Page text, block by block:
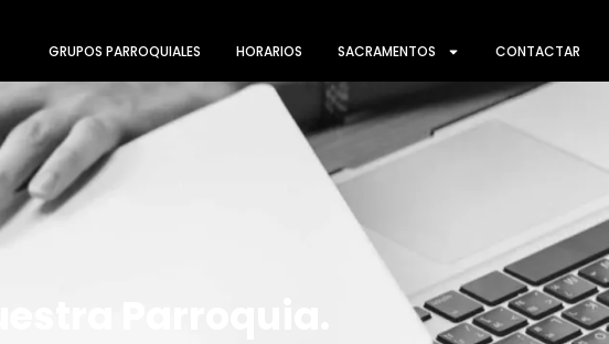
GRUPOS PARROQUIALES HORARIOS SACRAMENTOS CONTACTAR
Parroquia.